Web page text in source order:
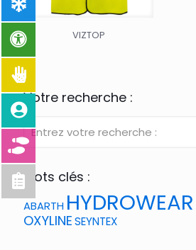
VIZTOP
Votre recherche :
Mots clés :
ABARTH HYDROWEAR
OXYLINESEYNTEX